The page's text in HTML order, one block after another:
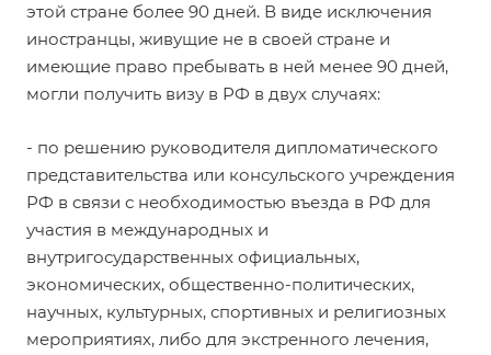
этой стране более 90 дней. В виде исключения
иностранцы, живущие не в своей стране и
имеющие право пребывать в ней менее 90 дней,
могли получить визу в РФ в двух случаях:
- по решению руководителя дипломатического
представительства или консульского учреждения
РФ в связи с необходимостью въезда в РФ для
участия в международных и
внутригосударственных официальных,
экономических, общественно-политических,
научных, культурных, спортивных и религиозных
мероприятиях, либо для экстренного лечения,